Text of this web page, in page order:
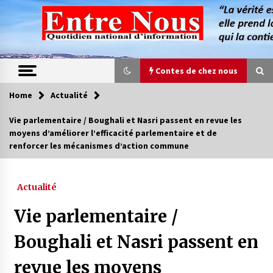
content
Contes de chez nous
Contes de chez nous
Quand la mère n’est plus là (17e partie)
Oum el Gaïla / L’ogresse du M’zab
4 ans ago
Home Actualité
Vie parlementaire / Boughali et Nasri passent en revue les
moyens d’améliorer l’efficacité parlementaire et de
renforcer les mécanismes d’action commune
Actualité
Vie parlementaire /
Boughali et Nasri passent en
revue les moyens